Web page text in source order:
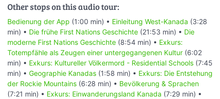
Other stops on this audio tour:
Bedienung der App (1:00 min) • Einleitung West-Kanada (3:28
min) • Die frühe First Nations Geschichte (21:53 min) • Die
moderne First Nations Geschichte (8:54 min) • Exkurs:
Totempfähle als Zeugen einer untergegangenen Kultur (6:02
min) • Exkurs: Kultureller Völkermord - Residential Schools (7:45
min) • Geographie Kanadas (1:58 min) • Exkurs: Die Entstehung
der Rockie Mountains (6:28 min) • Bevölkerung & Sprachen
(7:21 min) • Exkurs: Einwanderungsland Kanada (7:29 min) •